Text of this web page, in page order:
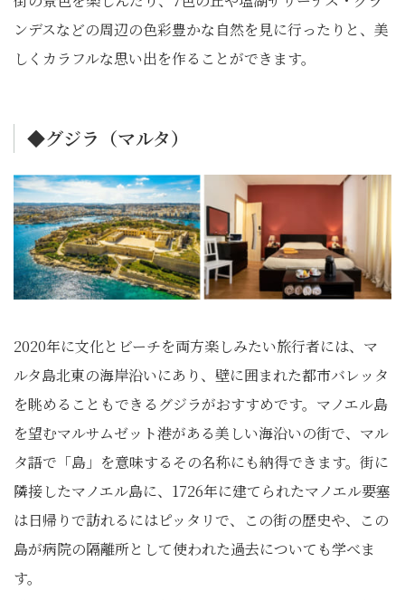
ンデスなどの周辺の色彩豊かな自然を見に行ったりと、美
しくカラフルな思い出を作ることができます。
◆グジラ（マルタ）
2020年に文化とビーチを両方楽しみたい旅行者には、マ
ルタ島北東の海岸沿いにあり、壁に囲まれた都市バレッタ
を眺めることもできるグジラがおすすめです。マノエル島
を望むマルサムゼット港がある美しい海沿いの街で、マル
タ語で「島」を意味するその名称にも納得できます。街に
隣接したマノエル島に、1726年に建てられたマノエル要塞
は日帰りで訪れるにはピッタリで、この街の歴史や、この
島が病院の隔離所として使われた過去についても学べま
す。